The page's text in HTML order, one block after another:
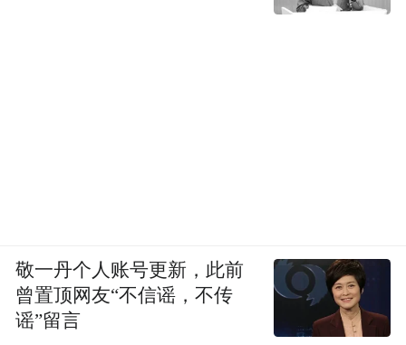
敬一丹个人账号更新，此前
曾置顶网友“不信谣，不传
谣”留言